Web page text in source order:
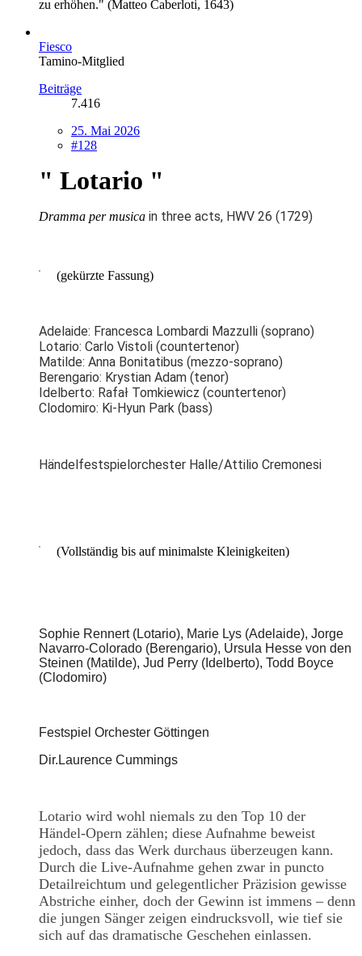
zu erhöhen." (Matteo Caberloti, 1643)
Fiesco
Tamino-Mitglied
Beiträge
7.416
25. Mai 2026
#128
" Lotario "
Dramma per musica in three acts, HWV 26 (1729)
(gekürzte Fassung)
Adelaide: Francesca Lombardi Mazzulli (soprano)
Lotario: Carlo Vistoli (countertenor)
Matilde: Anna Bonitatibus (mezzo-soprano)
Berengario: Krystian Adam (tenor)
Idelberto: Rafał Tomkiewicz (countertenor)
Clodomiro: Ki-Hyun Park (bass)
Händelfestspielorchester Halle/Attilio Cremonesi
(Vollständig bis auf minimalste Kleinigkeiten)
Sophie Rennert (Lotario), Marie Lys (Adelaide), Jorge
Navarro-Colorado (Berengario), Ursula Hesse von den
Steinen (Matilde), Jud Perry (Idelberto), Todd Boyce
(Clodomiro)
Festspiel Orchester Göttingen
Dir.Laurence Cummings
Lotario wird wohl niemals zu den Top 10 der
Händel-Opern zählen; diese Aufnahme beweist
jedoch, dass das Werk durchaus überzeugen kann.
Durch die Live-Aufnahme gehen zwar in puncto
Detailreichtum und gelegentlicher Präzision gewisse
Abstriche einher, doch der Gewinn ist immens – denn
die jungen Sänger zeigen eindrucksvoll, wie tief sie
sich auf das dramatische Geschehen einlassen.